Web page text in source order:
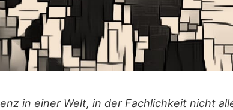
in einer Welt, in der Fachlichkeit nicht